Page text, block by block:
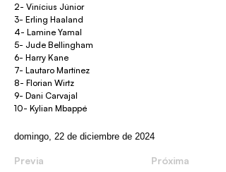
2- Vinícius Júnior
3- Erling Haaland
4- Lamine Yamal
5- Jude Bellingham
6- Harry Kane
7- Lautaro Martínez
8- Florian Wirtz
9- Dani Carvajal
10- Kylian Mbappé
domingo, 22 de diciembre de 2024
Previa Próxima